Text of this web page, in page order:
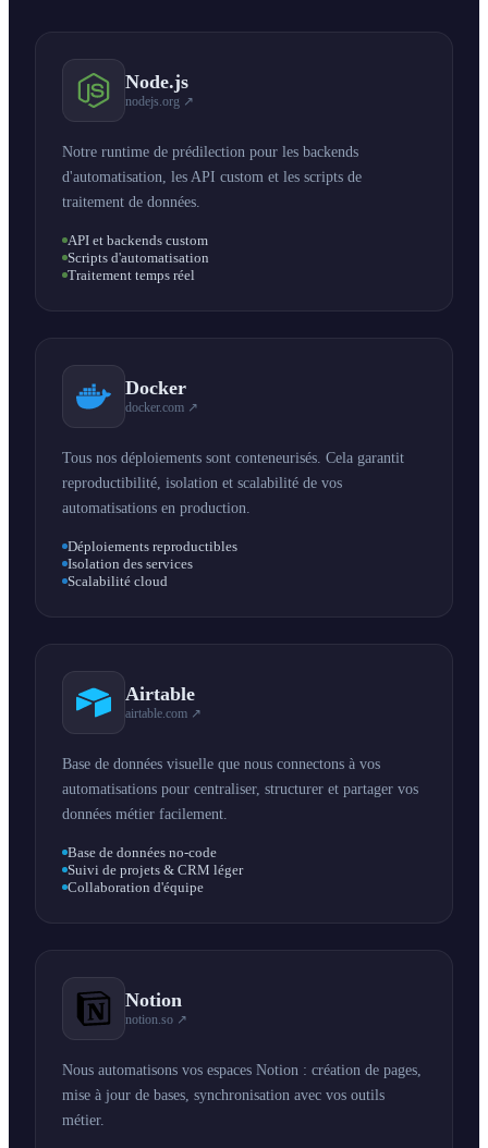
Node.js
nodejs.org ↗
Notre runtime de prédilection pour les backends
d'automatisation, les API custom et les scripts de
traitement de données.
API et backends custom
Scripts d'automatisation
Traitement temps réel
Docker
docker.com ↗
Tous nos déploiements sont conteneurisés. Cela garantit
reproductibilité, isolation et scalabilité de vos
automatisations en production.
Déploiements reproductibles
Isolation des services
Scalabilité cloud
Airtable
airtable.com ↗
Base de données visuelle que nous connectons à vos
automatisations pour centraliser, structurer et partager vos
données métier facilement.
Base de données no-code
Suivi de projets & CRM léger
Collaboration d'équipe
Notion
notion.so ↗
Nous automatisons vos espaces Notion : création de pages,
mise à jour de bases, synchronisation avec vos outils
métier.